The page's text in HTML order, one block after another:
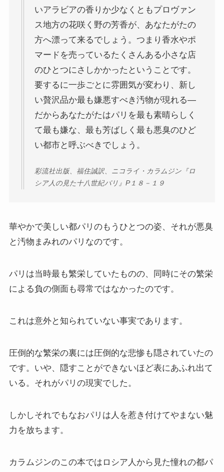
いアラビアの香りか少なくともプロヴァン
ス地方の花咲く野の芳香が、あなたがたの
方へ漂って来るでしょう。つまり香水やポ
マードを売っているたくさんある小さな店
のひとつにさしかかったということです。
要するに一歩ごとに雰囲気が変わり、新し
い贅沢品か最も嫌悪すべき汚物が現れる―
だからあなたがたはパリを最も素晴らしく
て最も嫌な、最も芳ばしく最も悪臭のひど
い都市と呼ぶべきでしょう。
彩流社出版、福住誠訳、ニコライ・カラムジン『ロ
シア人の見た十八世紀パリ』P１８－１９
華やかで美しい都パリのもうひとつの姿、それが悪臭
と汚物まみれのパリなのです。
パリは当時最も繁栄していたものの、同時にその繁栄
による負の側面も尋常ではなかったのです。
これは意外と知られていない事実であります。
圧倒的な繁栄の裏には圧倒的な悲惨も隠されていたの
です。いや、隠すことができないほど表にあふれ出て
いる。それがパリの現実でした。
しかしそれでもなおパリは人を惹き付けてやまない魅
力を放ちます。
カラムジンのこの本ではロシア人から見た憧れの都パ